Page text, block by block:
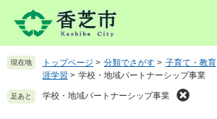
先を 現在地 トップページ > 分類でさがす > 子育て・教育
涯学習 > 学校・地域パートナーシップ事業
足あと 学校・地域パートナーシップ事業